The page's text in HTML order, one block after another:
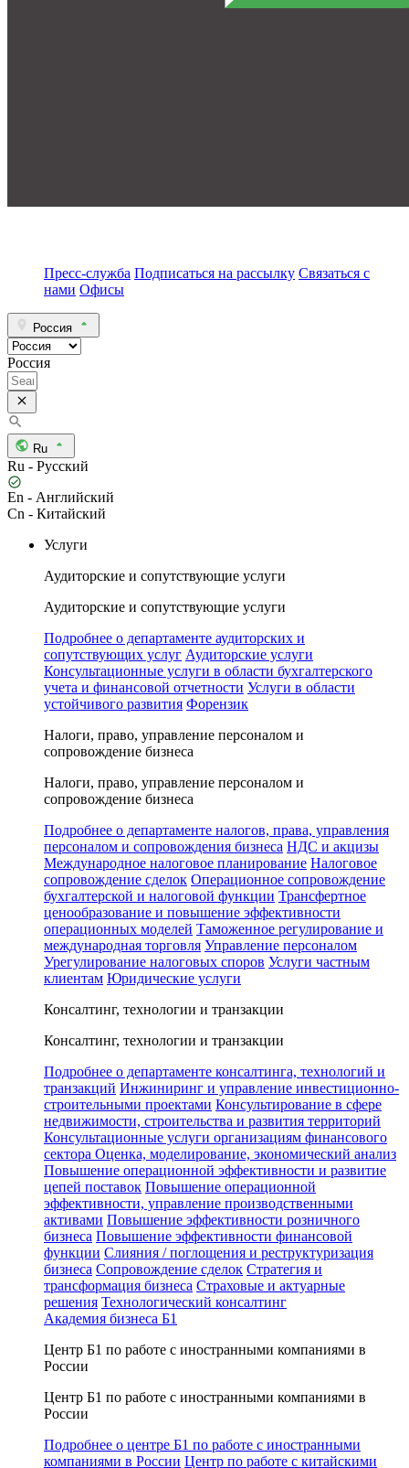
Пресс-служба Подписаться на рассылку Связаться с
нами Офисы
Россия
Россия
Ru
Ru - Русский
En - Английский
Cn - Китайский
Услуги
Аудиторские и сопутствующие услуги
Аудиторские и сопутствующие услуги
Подробнее о департаменте аудиторских и
сопутствующих услуг Аудиторские услуги
Консультационные услуги в области бухгалтерского
учета и финансовой отчетности Услуги в области
устойчивого развития Форензик
Налоги, право, управление персоналом и
сопровождение бизнеса
Налоги, право, управление персоналом и
сопровождение бизнеса
Подробнее о департаменте налогов, права, управления
персоналом и сопровождения бизнеса НДС и акцизы
Международное налоговое планирование Налоговое
сопровождение сделок Операционное сопровождение
бухгалтерской и налоговой функции Трансфертное
ценообразование и повышение эффективности
операционных моделей Таможенное регулирование и
международная торговля Управление персоналом
Урегулирование налоговых споров Услуги частным
клиентам Юридические услуги
Консалтинг, технологии и транзакции
Консалтинг, технологии и транзакции
Подробнее о департаменте консалтинга, технологий и
транзакций Инжиниринг и управление инвестиционно-
строительными проектами Консультирование в сфере
недвижимости, строительства и развития территорий
Консультационные услуги организациям финансового
сектора Оценка, моделирование, экономический анализ
Повышение операционной эффективности и развитие
цепей поставок Повышение операционной
эффективности, управление производственными
активами Повышение эффективности розничного
бизнеса Повышение эффективности финансовой
функции Слияния / поглощения и реструктуризация
бизнеса Сопровождение сделок Стратегия и
трансформация бизнеса Страховые и актуарные
решения Технологический консалтинг
Академия бизнеса Б1
Центр Б1 по работе с иностранными компаниями в
России
Центр Б1 по работе с иностранными компаниями в
России
Подробнее о центре Б1 по работе с иностранными
компаниями в России Центр по работе с китайскими